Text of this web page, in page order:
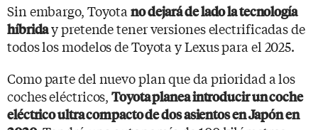
Sin embargo, Toyota no dejará de lado la tecnología
híbriday pretende tener versiones electrificadas de
todos los modelos de Toyota y Lexus para el 2025.
Como parte del nuevo plan que da prioridad a los
coches eléctricos,Toyota planea introducir un coche
eléctrico ultra compacto de dos asientos en Japón en